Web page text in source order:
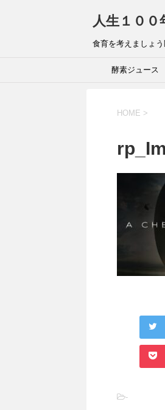
人生１０
食育を考えましょう
酵素ジュース
HOME >
-